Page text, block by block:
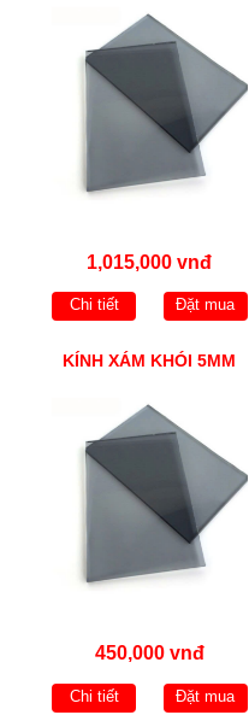
1,015,000 vnđ
Chi tiết Đặt mua
KÍNH XÁM KHÓI 5MM
450,000 vnđ
Chi tiết Đặt mua